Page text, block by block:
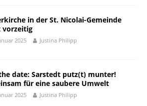
in der St. Nicolai-Gemeinde
vorzeitig
2025 Justina Philipp
date: Sarstedt putz(t) munter!
für eine saubere Umwelt
2025 Justina Philipp